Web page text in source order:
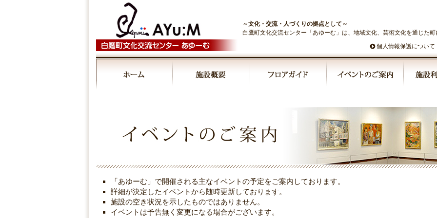
～文化・交流・人づくりの拠点として～
白鷹町文化交流センター「あゆーむ」は、地域文化、芸術文化を通じた
個人情報保護について
「あゆーむ」で開催される主なイベントの予定をご案内しております。
詳細が決定したイベントから随時更新しております。
施設の空き状況を示したものではありません。
イベントは予告無く変更になる場合がございます。
04:00